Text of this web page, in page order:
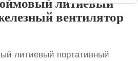
литиевый
вентилятор
литиевый портативный